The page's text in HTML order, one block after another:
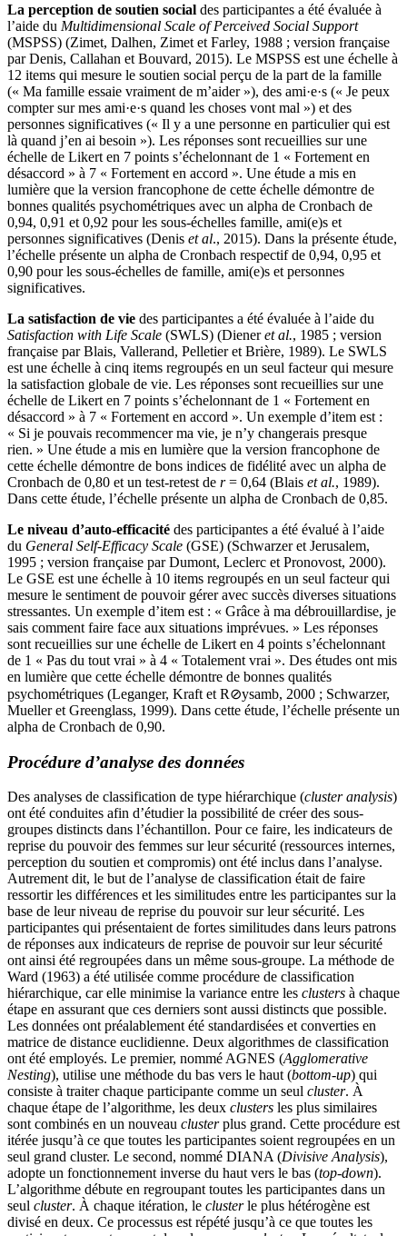
La perception de soutien social des participantes a été évaluée à
l’aide du Multidimensional Scale of Perceived Social Support
(MSPSS) (Zimet, Dalhen, Zimet et Farley, 1988 ; version française
par Denis, Callahan et Bouvard, 2015). Le MSPSS est une échelle à
12 items qui mesure le soutien social perçu de la part de la famille
(« Ma famille essaie vraiment de m’aider »), des ami·e·s (« Je peux
compter sur mes ami·e·s quand les choses vont mal ») et des
personnes significatives (« Il y a une personne en particulier qui est
là quand j’en ai besoin »). Les réponses sont recueillies sur une
échelle de Likert en 7 points s’échelonnant de 1 « Fortement en
désaccord » à 7 « Fortement en accord ». Une étude a mis en
lumière que la version francophone de cette échelle démontre de
bonnes qualités psychométriques avec un alpha de Cronbach de
0,94, 0,91 et 0,92 pour les sous-échelles famille, ami(e)s et
personnes significatives (Denis et al., 2015). Dans la présente étude,
l’échelle présente un alpha de Cronbach respectif de 0,94, 0,95 et
0,90 pour les sous-échelles de famille, ami(e)s et personnes
significatives.
La satisfaction de vie des participantes a été évaluée à l’aide du
Satisfaction with Life Scale (SWLS) (Dieneret al., 1985 ; version
française par Blais, Vallerand, Pelletier et Brière, 1989). Le SWLS
est une échelle à cinq items regroupés en un seul facteur qui mesure
la satisfaction globale de vie. Les réponses sont recueillies sur une
échelle de Likert en 7 points s’échelonnant de 1 « Fortement en
désaccord » à 7 « Fortement en accord ». Un exemple d’item est :
« Si je pouvais recommencer ma vie, je n’y changerais presque
rien. » Une étude a mis en lumière que la version francophone de
cette échelle démontre de bons indices de fidélité avec un alpha de
Cronbach de 0,80 et un test-retest de r= 0,64 (Blais et al., 1989).
Dans cette étude, l’échelle présente un alpha de Cronbach de 0,85.
Le niveau d’auto-efficacité des participantes a été évalué à l’aide
du General Self-Efficacy Scale (GSE) (Schwarzer et Jerusalem,
1995 ; version française par Dumont, Leclerc et Pronovost, 2000).
Le GSE est une échelle à 10 items regroupés en un seul facteur qui
mesure le sentiment de pouvoir gérer avec succès diverses situations
stressantes. Un exemple d’item est : « Grâce à ma débrouillardise, je
sais comment faire face aux situations imprévues. » Les réponses
sont recueillies sur une échelle de Likert en 4 points s’échelonnant
de 1 « Pas du tout vrai » à 4 « Totalement vrai ». Des études ont mis
en lumière que cette échelle démontre de bonnes qualités
psychométriques (Leganger, Kraft et R⊘ysamb, 2000 ; Schwarzer,
Mueller et Greenglass, 1999). Dans cette étude, l’échelle présente un
alpha de Cronbach de 0,90.
Procédure d’analyse des données
Des analyses de classification de type hiérarchique (cluster analysis)
ont été conduites afin d’étudier la possibilité de créer des sous-
groupes distincts dans l’échantillon. Pour ce faire, les indicateurs de
reprise du pouvoir des femmes sur leur sécurité (ressources internes,
perception du soutien et compromis) ont été inclus dans l’analyse.
Autrement dit, le but de l’analyse de classification était de faire
ressortir les différences et les similitudes entre les participantes sur la
base de leur niveau de reprise du pouvoir sur leur sécurité. Les
participantes qui présentaient de fortes similitudes dans leurs patrons
de réponses aux indicateurs de reprise de pouvoir sur leur sécurité
ont ainsi été regroupées dans un même sous-groupe. La méthode de
Ward (1963) a été utilisée comme procédure de classification
hiérarchique, car elle minimise la variance entre les clusters à chaque
étape en assurant que ces derniers sont aussi distincts que possible.
Les données ont préalablement été standardisées et converties en
matrice de distance euclidienne. Deux algorithmes de classification
ont été employés. Le premier, nommé AGNES (Agglomerative
Nesting), utilise une méthode du bas vers le haut (bottom-up) qui
consiste à traiter chaque participante comme un seul cluster. À
chaque étape de l’algorithme, les deux clusters les plus similaires
sont combinés en un nouveau clusterplus grand. Cette procédure est
itérée jusqu’à ce que toutes les participantes soient regroupées en un
seul grand cluster. Le second, nommé DIANA (Divisive Analysis),
adopte un fonctionnement inverse du haut vers le bas (top-down).
L’algorithme débute en regroupant toutes les participantes dans un
seul cluster. À chaque itération, le clusterle plus hétérogène est
divisé en deux. Ce processus est répété jusqu’à ce que toutes les